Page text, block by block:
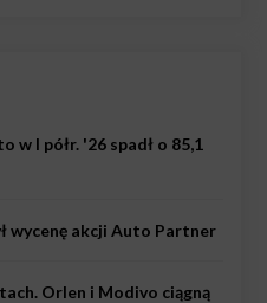
w I półr. '26 spadł o 85,1
wycenę akcji Auto Partner
Orlen i Modivo ciągną